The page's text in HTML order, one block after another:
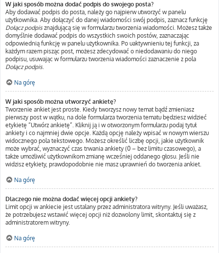
W jaki sposób można dodać podpis do swojego posta?
Aby dodawać podpis do posta, należy go najpierw utworzyć w panelu
użytkownika. Aby dołączyć do danej wiadomości swój podpis, zaznacz funkcję
Dołącz podpis znajdującą się w formularzu tworzenia wiadomości. Możesz także
domyślnie dodawać podpis do wszystkich swoich postów, zaznaczając
odpowiednią funkcję w panelu użytkownika. Po uaktywnieniu tej funkcji, za
każdym razem pisząc post, możesz zdecydować o niedodawaniu do niego
podpisu, usuwając w formularzu tworzenia wiadomości zaznaczenie z pola
Dołącz podpis.
Na górę
W jaki sposób można utworzyć ankietę?
Tworzenie ankiet jest proste. Kiedy tworzysz nowy temat bądź zmieniasz
pierwszy post w wątku, na dole formularza tworzenia tematu będziesz widzieć
etykietę “Utwórz ankietę”. Kliknij ją i w otworzonym formularzu podaj tytuł
ankiety i co najmniej dwie opcje. Każdą opcję należy wpisać w nowym wierszu
widocznego pola tekstowego. Możesz określić liczbę opcji, jakie użytkownik
może wybrać, wyznaczyć czas trwania ankiety (0 – bez limitu czasowego), a
także umożliwić użytkownikom zmianę wcześniej oddanego głosu. Jeśli nie
widzisz etykiety, prawdopodobnie nie masz uprawnień do tworzenia ankiet.
Na górę
Dlaczego nie można dodać więcej opcji ankiety?
Limit opcji w ankiecie jest ustalany przez administratora witryny. Jeśli uważasz,
że potrzebujesz wstawić więcej opcji niż dozwolony limit, skontaktuj się z
administratorem witryny.
Na górę